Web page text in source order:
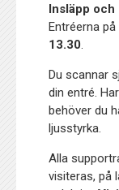
Insläpp
Entréerna
13.30.
Du scannar
din entré.
behöver du
ljusstyrka.
Alla
visiteras, på